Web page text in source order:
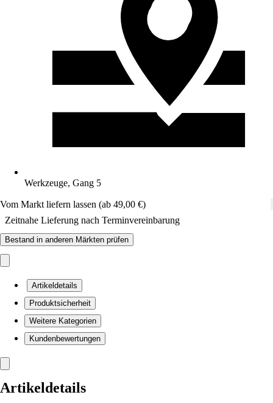
Werkzeuge, Gang 5
Vom Markt liefern lassen (ab 49,00 €)
Zeitnahe Lieferung nach Terminvereinbarung
Bestand in anderen Märkten prüfen
Artikeldetails
Produktsicherheit
Weitere Kategorien
Kundenbewertungen
Artikeldetails